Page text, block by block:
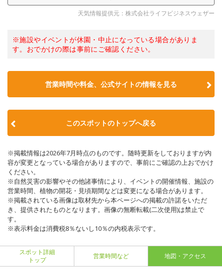
天気情報提供元：株式会社ライフビジネスウェザー
※施設やイベントが休園・中止になっている場合がありま
す。おでかけの際は事前にご確認ください。
営業時間や料金、公式サイトの情報を見る
このスポットのトップへ戻る
※掲載情報は2026年7月時点のものです。随時更新をしておりますが内
容が変更となっている場合がありますので、事前にご確認の上おでかけ
ください。
※自然災害の影響やその他諸事情により、イベントの開催情報、施設の
営業時間、植物の開花・見頃期間などは変更になる場合があります。
※掲載されている画像は取材先から本ページへの掲載の許諾をいただ
き、提供されたものとなります。画像の無断転載(二次使用)は禁止で
す。
※表示料金は消費税8％ないし10％の内税表示です。
スポット詳細
トップ
営業時間など 地図・アクセス